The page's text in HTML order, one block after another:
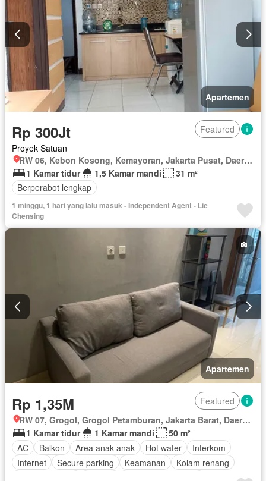
Apartemen
Rp 300Jt
Featured
Proyek Satuan
RW 06, Kebon Kosong, Kemayoran, Jakarta Pusat, Daerah Khusus Ibukota Jakarta
1 Kamar tidur
1,5 Kamar mandi
31 m²
Berperabot lengkap
1 minggu, 1 hari yang lalu masuk - Independent Agent - Lie
Chensing
Apartemen
Rp 1,35M
Featured
RW 07, Grogol, Grogol Petamburan, Jakarta Barat, Daerah Khusus Ibukota Jakarta
1 Kamar tidur
1 Kamar mandi
50 m²
AC
Balkon Area anak-anak Hot water
Interkom
Internet
Secure parking Keamanan
Kolam renang